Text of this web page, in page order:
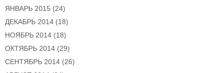
ЯНВАРЬ 2015 (24)
ДЕКАБРЬ 2014 (18)
НОЯБРЬ 2014 (18)
ОКТЯБРЬ 2014 (29)
СЕНТЯБРЬ 2014 (26)